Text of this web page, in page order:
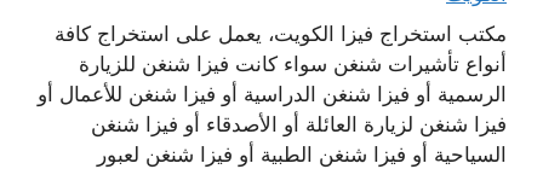
مكتب استخراج فيزا الكويت، يعمل على استخراج كافة
أنواع تأشيرات شنغن سواء كانت فيزا شنغن للزيارة
الرسمية أو فيزا شنغن الدراسية أو فيزا شنغن للأعمال أو
فيزا شنغن لزيارة العائلة أو الأصدقاء أو فيزا شنغن
السياحية أو فيزا شنغن الطبية أو فيزا شنغن لعبور